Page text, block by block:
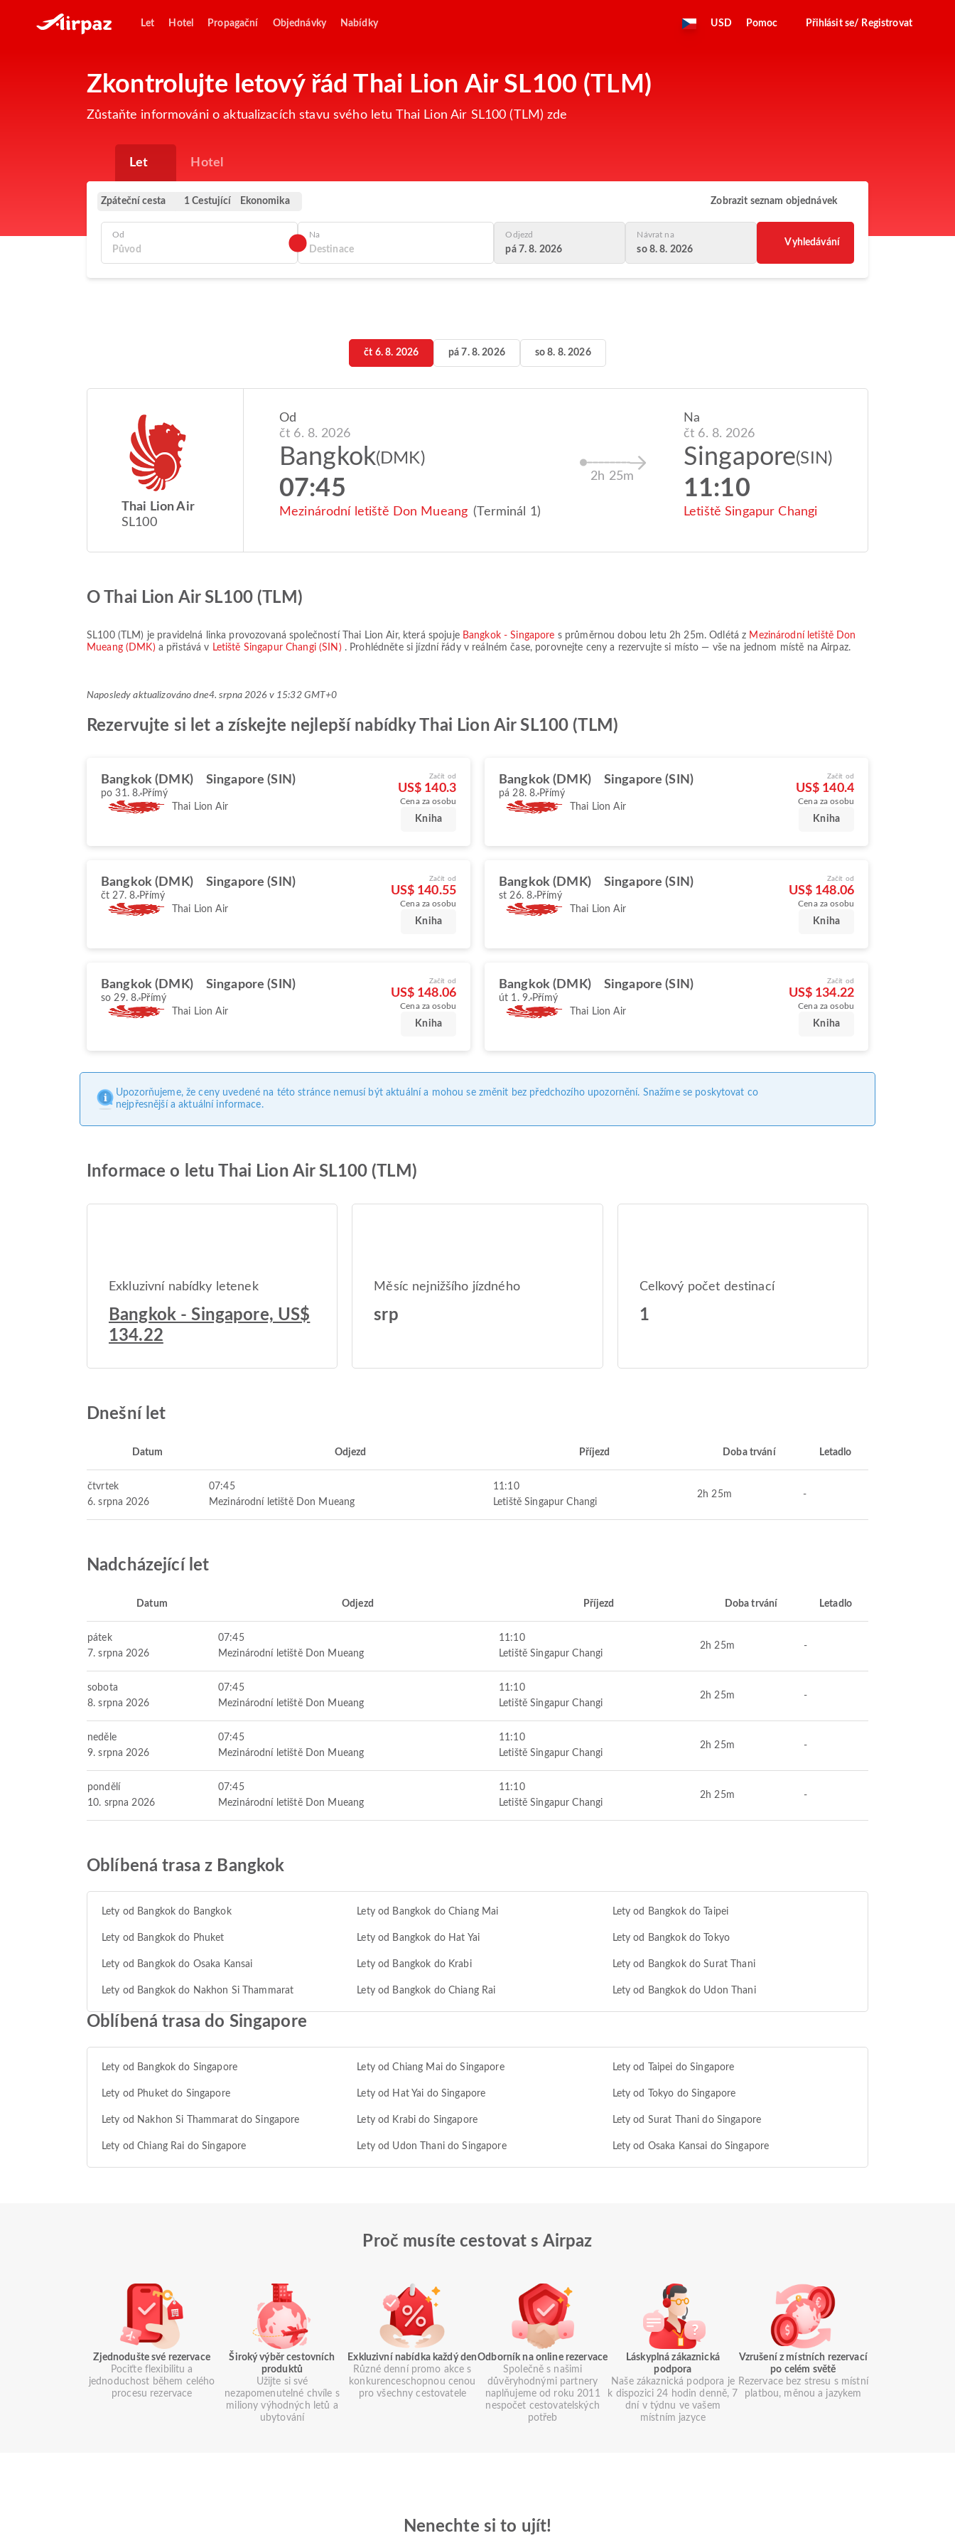
Let Hotel Propagační Objednávky Nabídky USD Pomoc Přihlásit se/ Registrovat
Zkontrolujte letový řád Thai Lion Air SL100 (TLM)
Zůstaňte informováni o aktualizacích stavu svého letu Thai Lion Air SL100 (TLM) zde
Let Hotel
Zpáteční cesta 1 Cestující Ekonomika Zobrazit seznam objednávek
Od Na Odjezd
pá 7. 8. 2026
Návrat na
so 8. 8. 2026
Vyhledávání
čt 6. 8. 2026 pá 7. 8. 2026 so 8. 8. 2026
Thai Lion Air
SL100
Od
čt 6. 8. 2026
Bangkok(DMK)
07:45
Mezinárodní letiště Don Mueang (Terminál 1)
2h 25m
Na
čt 6. 8. 2026
Singapore(SIN)
11:10
Letiště Singapur Changi
O Thai Lion Air SL100 (TLM)
SL100( TLM ) je pravidelná linka provozovaná společností Thai Lion Air, která spojuje Bangkok - Singapore s průměrnou dobou letu 2h 25m. Odlétá z Mezinárodní letiště Don
Mueang (DMK) a přistává v Letiště Singapur Changi (SIN) . Prohlédněte si jízdní řády v reálném čase, porovnejte ceny a rezervujte si místo — vše na jednom místě na Airpaz.
Naposledy aktualizováno dne4. srpna 2026 v 15:32 GMT+0
Rezervujte si let a získejte nejlepší nabídky Thai Lion Air SL100 (TLM)
Bangkok (DMK) Singapore (SIN)
po 31. 8. Přímý
Thai Lion Air
Začít od
US$ 140.3
Cena za osobu
Kniha
Bangkok (DMK) Singapore (SIN)
pá 28. 8. Přímý
Thai Lion Air
Začít od
US$ 140.4
Cena za osobu
Kniha
Bangkok (DMK) Singapore (SIN)
čt 27. 8. Přímý
Thai Lion Air
Začít od
US$ 140.55
Cena za osobu
Kniha
Bangkok (DMK) Singapore (SIN)
st 26. 8. Přímý
Thai Lion Air
Začít od
US$ 148.06
Cena za osobu
Kniha
Bangkok (DMK) Singapore (SIN)
so 29. 8. Přímý
Thai Lion Air
Začít od
US$ 148.06
Cena za osobu
Kniha
Bangkok (DMK) Singapore (SIN)
út 1. 9. Přímý
Thai Lion Air
Začít od
US$ 134.22
Cena za osobu
Kniha
Upozorňujeme, že ceny uvedené na této stránce nemusí být aktuální a mohou se změnit bez předchozího upozornění. Snažíme se poskytovat co
nejpřesnější a aktuální informace.
Informace o letu Thai Lion Air SL100 (TLM)
Exkluzivní nabídky letenek
Bangkok - Singapore, US$
134.22
Měsíc nejnižšího jízdného
srp
Celkový počet destinací
1
Dnešní let
Datum Odjezd Příjezd Doba trvání Letadlo
čtvrtek
6. srpna 2026
07:45
Mezinárodní letiště Don Mueang
11:10
Letiště Singapur Changi
2h 25m -
Nadcházející let
Datum Odjezd Příjezd Doba trvání Letadlo
pátek
7. srpna 2026
07:45
Mezinárodní letiště Don Mueang
11:10
Letiště Singapur Changi
2h 25m -
sobota
8. srpna 2026
07:45
Mezinárodní letiště Don Mueang
11:10
Letiště Singapur Changi
2h 25m -
neděle
9. srpna 2026
07:45
Mezinárodní letiště Don Mueang
11:10
Letiště Singapur Changi
2h 25m -
pondělí
10. srpna 2026
07:45
Mezinárodní letiště Don Mueang
11:10
Letiště Singapur Changi
2h 25m -
Oblíbená trasa z Bangkok
Lety od Bangkok do Bangkok Lety od Bangkok do Chiang Mai Lety od Bangkok do Taipei
Lety od Bangkok do Phuket Lety od Bangkok do Hat Yai Lety od Bangkok do Tokyo
Lety od Bangkok do Osaka Kansai Lety od Bangkok do Krabi Lety od Bangkok do Surat Thani
Lety od Bangkok do Nakhon Si Thammarat Lety od Bangkok do Chiang Rai Lety od Bangkok do Udon Thani
Oblíbená trasa do Singapore
Lety od Bangkok do Singapore Lety od Chiang Mai do Singapore Lety od Taipei do Singapore
Lety od Phuket do Singapore Lety od Hat Yai do Singapore Lety od Tokyo do Singapore
Lety od Nakhon Si Thammarat do Singapore Lety od Krabi do Singapore Lety od Surat Thani do Singapore
Lety od Chiang Rai do Singapore Lety od Udon Thani do Singapore Lety od Osaka Kansai do Singapore
Proč musíte cestovat s Airpaz
Zjednodušte své rezervace
Pociťte flexibilitu a
jednoduchost během celého
procesu rezervace
Široký výběr cestovních
produktů
Užijte si své
nezapomenutelné chvíle s
miliony výhodných letů a
ubytování
Exkluzivní nabídka každý den
Různé denní promo akce s
konkurenceschopnou cenou
pro všechny cestovatele
Odborník na online rezervace
Společně s našimi
důvěryhodnými partnery
naplňujeme od roku 2011
nespočet cestovatelských
potřeb
Láskyplná zákaznická
podpora
Naše zákaznická podpora je
k dispozici 24 hodin denně, 7
dní v týdnu ve vašem
místním jazyce
Vzrušení z místních rezervací
po celém světě
Rezervace bez stresu s místní
platbou, měnou a jazykem
Nenechte si to ujít!